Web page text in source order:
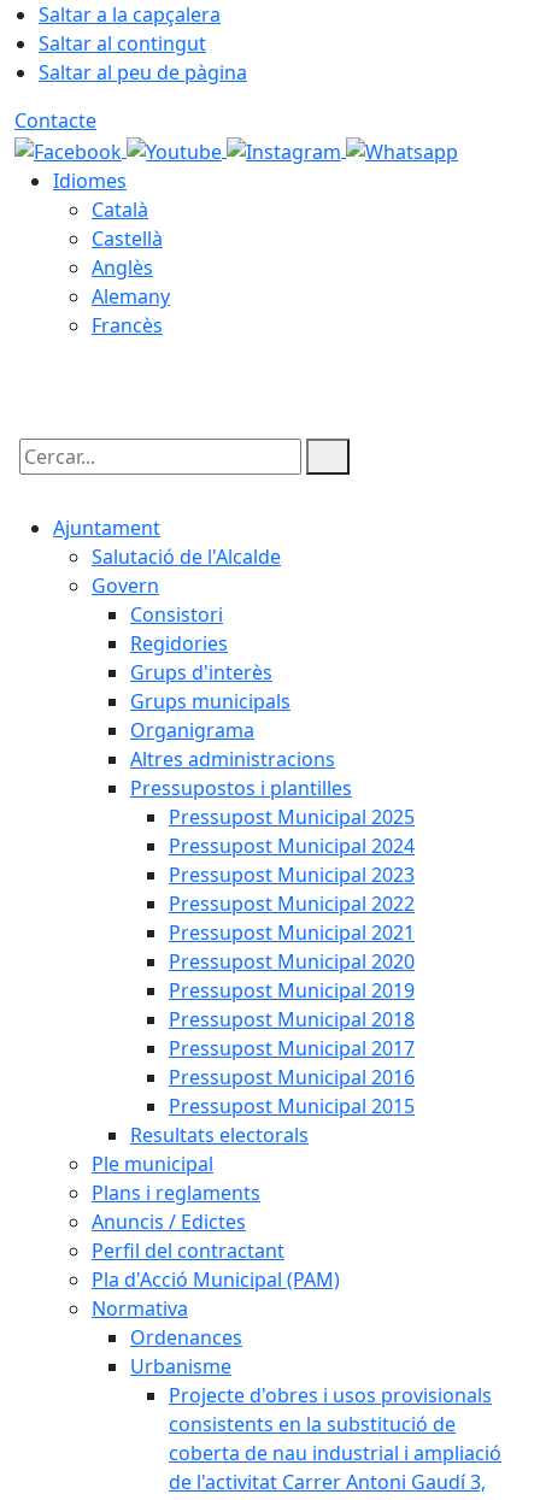
Saltar a la capçalera
Saltar al contingut
Saltar al peu de pàgina
Contacte
Idiomes
Català
Castellà
Anglès
Alemany
Francès
Cercar:
Ajuntament
Salutació de l'Alcalde
Govern
Consistori
Regidories
Grups d'interès
Grups municipals
Organigrama
Altres administracions
Pressupostos i plantilles
Pressupost Municipal 2025
Pressupost Municipal 2024
Pressupost Municipal 2023
Pressupost Municipal 2022
Pressupost Municipal 2021
Pressupost Municipal 2020
Pressupost Municipal 2019
Pressupost Municipal 2018
Pressupost Municipal 2017
Pressupost Municipal 2016
Pressupost Municipal 2015
Resultats electorals
Ple municipal
Plans i reglaments
Anuncis / Edictes
Perfil del contractant
Pla d'Acció Municipal (PAM)
Normativa
Ordenances
Urbanisme
Projecte d'obres i usos provisionals
consistents en la substitució de
coberta de nau industrial i ampliació
de l'activitat Carrer Antoni Gaudí 3,